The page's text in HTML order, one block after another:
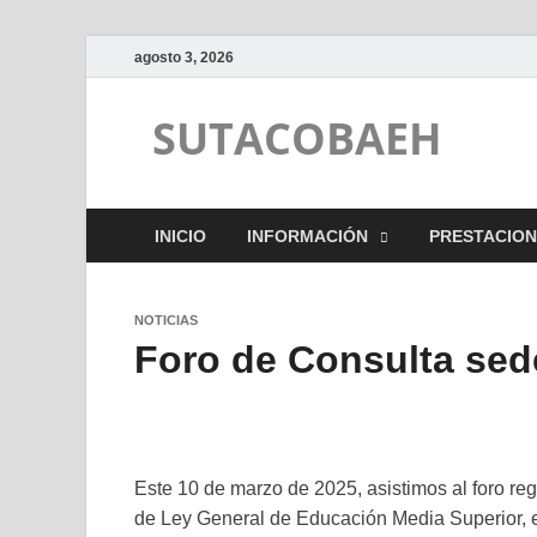
agosto 3, 2026
SUTACOBAEH
INICIO INFORMACIÓN
NOTICIAS
Foro de Consulta
Este 10 de marzo de 2025, asistimos al foro
de Ley General de Educación Media